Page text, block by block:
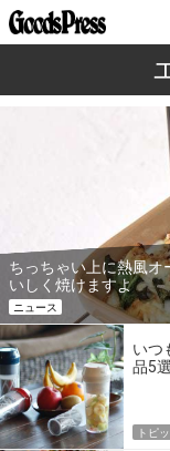
ちっちゃい上に熱風
いしく焼けますよ
ニュース
いつ
品5選
トピ